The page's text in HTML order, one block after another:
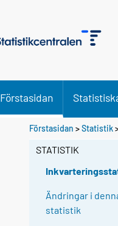
Förstasidan
Förstasidan >Statistik
STATISTIK
Ändringar i
statistik